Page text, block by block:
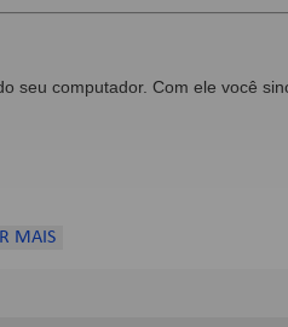
computador. Com ele você
MAIS